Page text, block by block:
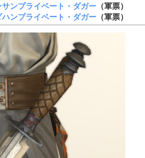
サンプライベート・ダガー （軍票）
ハンプライベート・ダガー （軍票）